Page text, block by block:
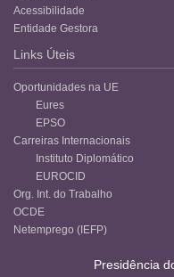
Acessibilidade
Entidade Gestora
Links Úteis
Oportunidades na UE
Eures
EPSO
Carreiras Internacionais
Instituto Diplomático
EUROCID
Org. Int. do Trabalho
OCDE
Netemprego (IEFP)
Presidência